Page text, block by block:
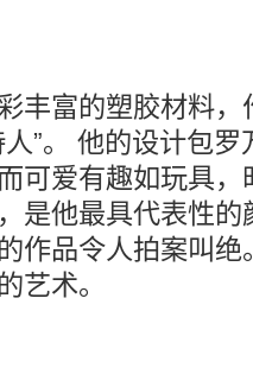
丰富的塑胶材料
”。 他的设计包
可爱有趣如玩具
是他最具代表性
作品令人拍案叫
艺术。